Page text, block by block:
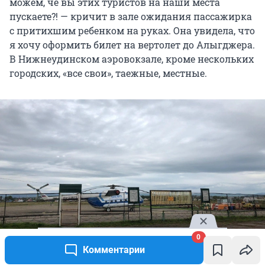
Комментарии
0
пускаете?! — кричит в зале ожидания пассажирка
с притихшим ребенком на руках. Она увидела, что
я хочу оформить билет на вертолет до Алыгджера.
В Нижнеудинском аэровокзале, кроме нескольких
городских, «все свои», таежные, местные.
Рейсовый вертолет в Нижнеудинске